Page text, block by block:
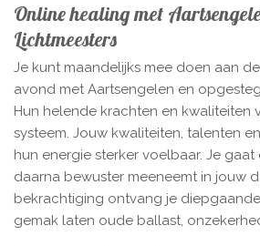
Online healing met
Lichtmeesters
Je kunt maandelijks mee doen aan
avond met Aartsengelen en
Hun helende krachten en kwaliteiten
systeem. Jouw kwaliteiten, talenten
hun energie sterker voelbaar. Je gaat
daarna bewuster meeneemt in jouw
bekrachtiging ontvang je
gemak laten oude ballast,